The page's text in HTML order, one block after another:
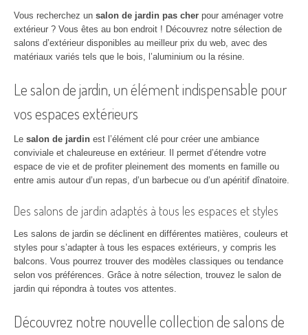
Vous recherchez un salon de jardin pas cher pour aménager votre
extérieur ? Vous êtes au bon endroit ! Découvrez notre sélection de
salons d’extérieur disponibles au meilleur prix du web, avec des
matériaux variés tels que le bois, l’aluminium ou la résine.
Le salon de jardin, un élément indispensable pour
vos espaces extérieurs
Le salon de jardin est l’élément clé pour créer une ambiance
conviviale et chaleureuse en extérieur. Il permet d’étendre votre
espace de vie et de profiter pleinement des moments en famille ou
entre amis autour d’un repas, d’un barbecue ou d’un apéritif dînatoire.
Des salons de jardin adaptés à tous les espaces et styles
Les salons de jardin se déclinent en différentes matières, couleurs et
styles pour s’adapter à tous les espaces extérieurs, y compris les
balcons. Vous pourrez trouver des modèles classiques ou tendance
selon vos préférences. Grâce à notre sélection, trouvez le salon de
jardin qui répondra à toutes vos attentes.
Découvrez notre nouvelle collection de salons de